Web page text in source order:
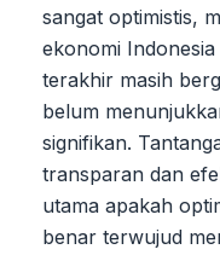
sangat optimistis,
ekonomi
terakhir masih
belum
signifikan.
transparan dan
utama apakah
benar terwujud